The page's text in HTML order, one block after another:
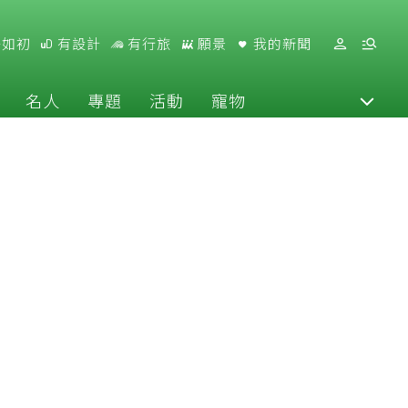
初 有設計 有行旅 願景 我的新聞
名人 專題 活動 寵物